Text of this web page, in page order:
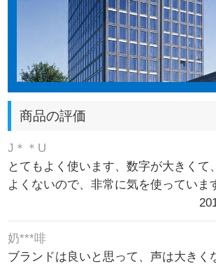
商品の評価
J＊＊U
とてもよく使います、数字が大きくて
よくないので、非常に気を使っていま
奶***啡
ブランドは良いと思って、声は大きく